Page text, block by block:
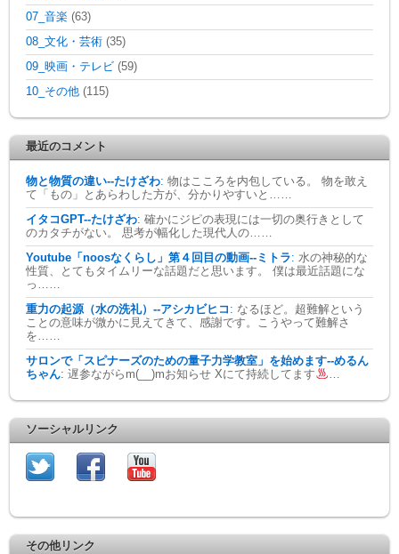
07_音楽 (63)
08_文化・芸術 (35)
09_映画・テレビ (59)
10_その他 (115)
最近のコメント
物と物質の違い--たけざわ: 物はこころを内包している。 物を敢え
て「もの」とあらわした方が、分かりやすいと……
イタコGPT--たけざわ: 確かにジピの表現には一切の奥行きとして
のカタチがない。 思考が幅化した現代人の……
Youtube「noosなくらし」第４回目の動画--ミトラ: 水の神秘的な
性質、とてもタイムリーな話題だと思います。 僕は最近話題にな
っ……
重力の起源（水の洗礼）--アシカビヒコ : なるほど。超難解という
ことの意味が微かに見えてきて、感謝です。こうやって難解さ
を……
サロンで「スピナーズのための量子力学教室」を始めます--めるん
ちゃん: 遅参ながらm(__)mお知らせ Xにて持続してます …
ソーシャルリンク
その他リンク